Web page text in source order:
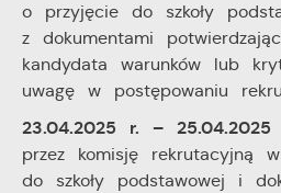
o przyjęcie do szkoły
z dokumentami
kandydata warunków lub
uwagę w postępowaniu
23.04.2025 r. – 25.04.2025
przez komisję rekrutacyjną
do szkoły podstawowej i